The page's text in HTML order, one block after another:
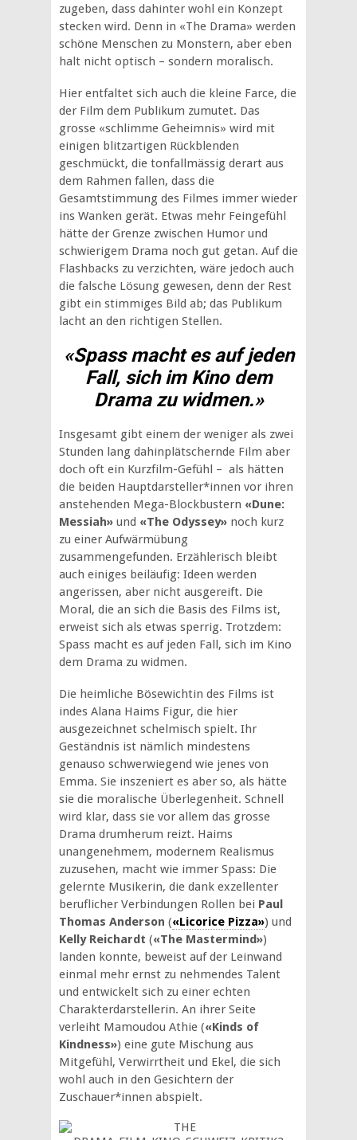
zugeben, dass dahinter wohl ein Konzept
stecken wird. Denn in «The Drama» werden
schöne Menschen zu Monstern, aber eben
halt nicht optisch – sondern moralisch.
Hier entfaltet sich auch die kleine Farce, die
der Film dem Publikum zumutet. Das
grosse «schlimme Geheimnis» wird mit
einigen blitzartigen Rückblenden
geschmückt, die tonfallmässig derart aus
dem Rahmen fallen, dass die
Gesamtstimmung des Filmes immer wieder
ins Wanken gerät. Etwas mehr Feingefühl
hätte der Grenze zwischen Humor und
schwierigem Drama noch gut getan. Auf die
Flashbacks zu verzichten, wäre jedoch auch
die falsche Lösung gewesen, denn der Rest
gibt ein stimmiges Bild ab; das Publikum
lacht an den richtigen Stellen.
«Spass macht es auf jeden
Fall, sich im Kino dem
Drama zu widmen.»
Insgesamt gibt einem der weniger als zwei
Stunden lang dahinplätschernde Film aber
doch oft ein Kurzfilm-Gefühl – als hätten
die beiden Hauptdarsteller*innen vor ihren
anstehenden Mega-Blockbustern «Dune:
Messiah» und «The Odyssey» noch kurz
zu einer Aufwärmübung
zusammengefunden. Erzählerisch bleibt
auch einiges beiläufig: Ideen werden
angerissen, aber nicht ausgereift. Die
Moral, die an sich die Basis des Films ist,
erweist sich als etwas sperrig. Trotzdem:
Spass macht es auf jeden Fall, sich im Kino
dem Drama zu widmen.
Die heimliche Bösewichtin des Films ist
indes Alana Haims Figur, die hier
ausgezeichnet schelmisch spielt. Ihr
Geständnis ist nämlich mindestens
genauso schwerwiegend wie jenes von
Emma. Sie inszeniert es aber so, als hätte
sie die moralische Überlegenheit. Schnell
wird klar, dass sie vor allem das grosse
Drama drumherum reizt. Haims
unangenehmem, modernem Realismus
zuzusehen, macht wie immer Spass: Die
gelernte Musikerin, die dank exzellenter
beruflicher Verbindungen Rollen bei Paul
Thomas Anderson («Licorice Pizza») und
Kelly Reichardt («The Mastermind»)
landen konnte, beweist auf der Leinwand
einmal mehr ernst zu nehmendes Talent
und entwickelt sich zu einer echten
Charakterdarstellerin. An ihrer Seite
verleiht Mamoudou Athie («Kinds of
Kindness») eine gute Mischung aus
Mitgefühl, Verwirrtheit und Ekel, die sich
wohl auch in den Gesichtern der
Zuschauer*innen abspielt.